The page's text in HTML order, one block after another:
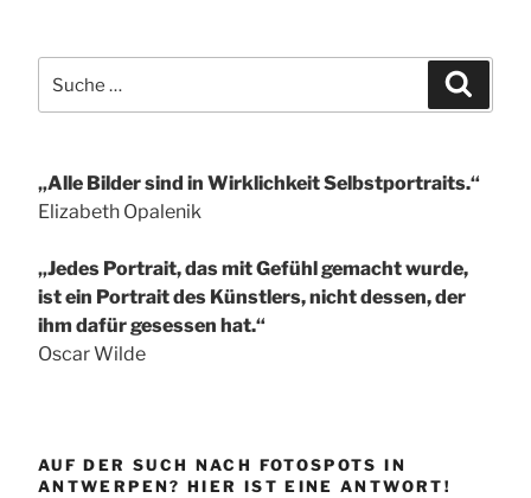
nach:
„Alle Bilder sind in Wirklichkeit Selbstportraits.“
Elizabeth Opalenik
„Jedes Portrait, das mit Gefühl gemacht wurde,
ist ein Portrait des Künstlers, nicht dessen, der
ihm dafür gesessen hat.“
Oscar Wilde
AUF DER SUCH NACH FOTOSPOTS IN
ANTWERPEN? HIER IST EINE ANTWORT!